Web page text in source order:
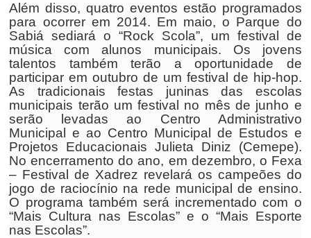
Além disso, quatro eventos estão programados
para ocorrer em 2014. Em maio, o Parque do
Sabiá sediará o “Rock Scola”, um festival de
música com alunos municipais. Os jovens
talentos também terão a oportunidade de
participar em outubro de um festival de hip-hop.
As tradicionais festas juninas das escolas
municipais terão um festival no mês de junho e
serão levadas ao Centro Administrativo
Municipal e ao Centro Municipal de Estudos e
Projetos Educacionais Julieta Diniz (Cemepe).
No encerramento do ano, em dezembro, o Fexa
– Festival de Xadrez revelará os campeões do
jogo de raciocínio na rede municipal de ensino.
O programa também será incrementado com o
“Mais Cultura nas Escolas” e o “Mais Esporte
nas Escolas”.